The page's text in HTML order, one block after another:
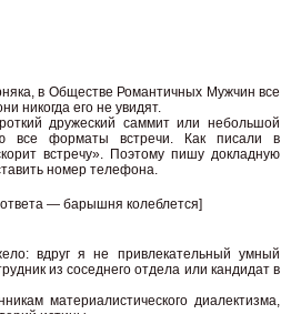
в Обществе Романтичных Мужчин все
никогда его не увидят.
дружеский саммит или небольшой
все форматы встречи. Как писали в
встречу». Поэтому пишу докладную
номер телефона.
— барышня колеблется]
вдруг я не привлекательный умный
из соседнего отдела или кандидат в
материалистического диалектизма,